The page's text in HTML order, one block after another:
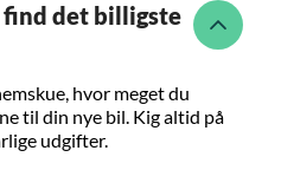
find det billigste
hvor meget du
til din nye bil. Kig altid på
udgifter.